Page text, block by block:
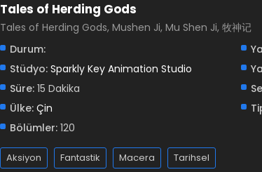
Tales of Herding Gods
Tales of Herding Gods, Mushen Ji, Mu Shen Ji, 牧神记
Durum:
Stüdyo: Sparkly Key Animation Studio
Süre: 15 Dakika
Ülke: Çin
Bölümler: 120
Aksiyon Fantastik Macera Tarihsel